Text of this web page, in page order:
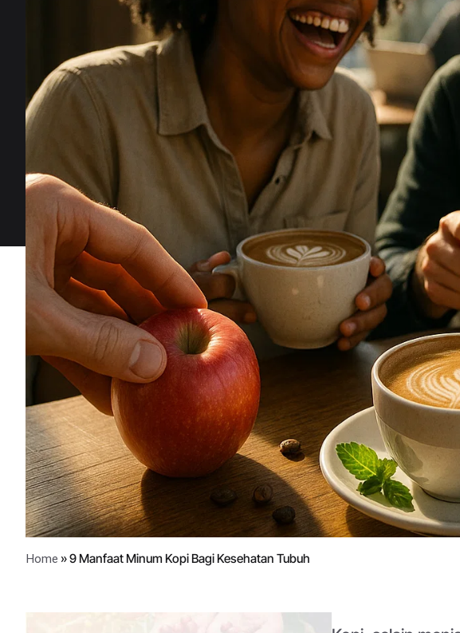
Home »9 Manfaat Minum Kopi Bagi Kesehatan Tubuh